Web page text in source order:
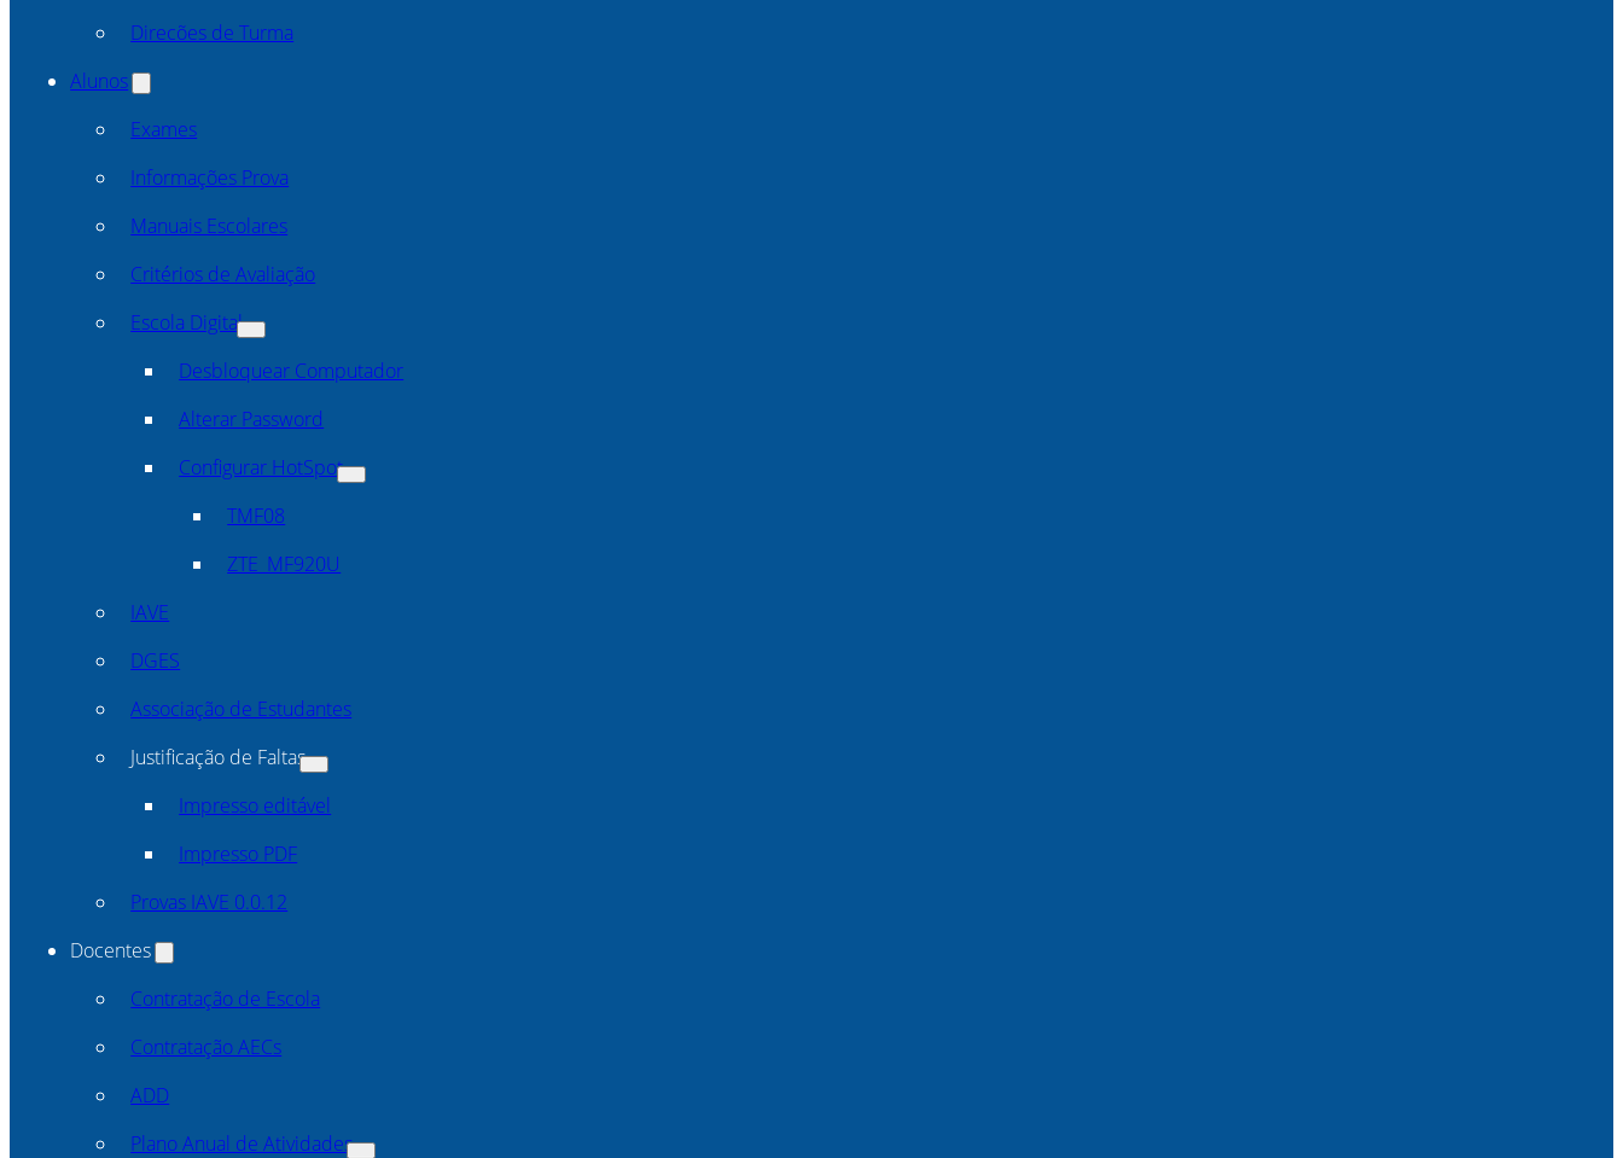
Direcões de Turma
Alunos
Exames
Informações Prova
Manuais Escolares
Critérios de Avaliação
Escola Digital
Desbloquear Computador
Alterar Password
Configurar HotSpot
TMF08
ZTE_MF920U
IAVE
DGES
Associação de Estudantes
Justificação de Faltas
Impresso editável
Impresso PDF
Provas IAVE 0.0.12
Docentes
Contratação de Escola
Contratação AECs
ADD
Plano Anual de Atividades